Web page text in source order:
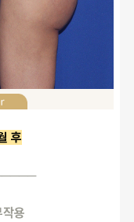
후
용